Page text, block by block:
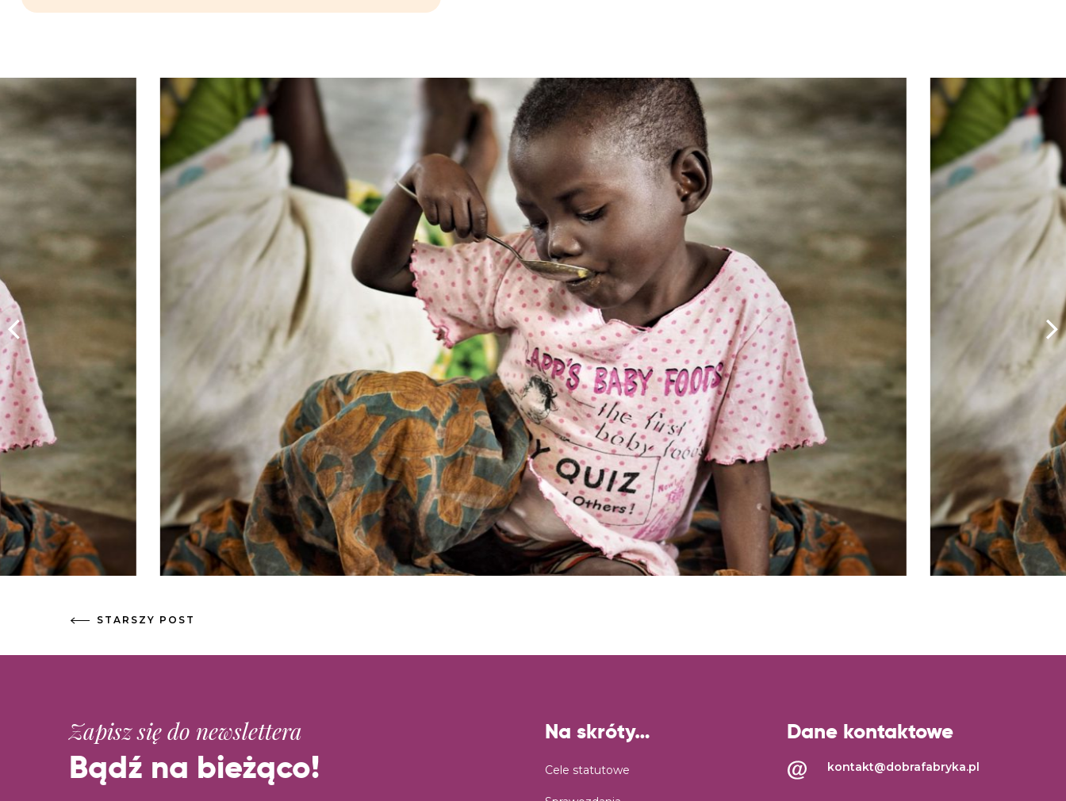
STARSZY POST
Zapisz się do newslettera
Bądź na bieżąco!
Na skróty…
Cele statutowe
Dane kontaktowe
kontakt@dobrafabryka.pl